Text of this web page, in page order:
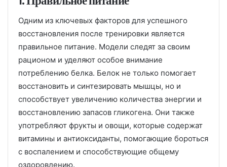
Одним из ключевых факторов для успешного
восстановления после тренировки является
правильное питание. Модели следят за своим
рационом и уделяют особое внимание
потреблению белка. Белок не только помогает
восстановить и синтезировать мышцы, но и
способствует увеличению количества энергии и
восстановлению запасов гликогена. Они также
употребляют фрукты и овощи, которые содержат
витамины и антиоксиданты, помогающие бороться
с воспалением и способствующие общему
оздоровлению.